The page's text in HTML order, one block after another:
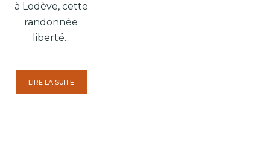
à Lodève, cette
randonnée
liberté...
LIRE LA SUITE